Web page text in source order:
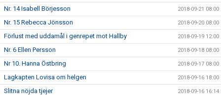
Nr. 14 Isabell Börjesson 2018-09-21 08:00
Nr. 15 Rebecca Jönsson 2018-09-20 08:00
Förlust med uddamål i genrepet mot Hallby 2018-09-19 12:00
Nr. 6 Ellen Persson 2018-09-18 08:00
Nr 10. Hanna Östbring 2018-09-17 08:00
Lagkapten Lovisa om helgen 2018-09-16 18:00
Slitna nöjda tjejer 2018-09-16 16:14